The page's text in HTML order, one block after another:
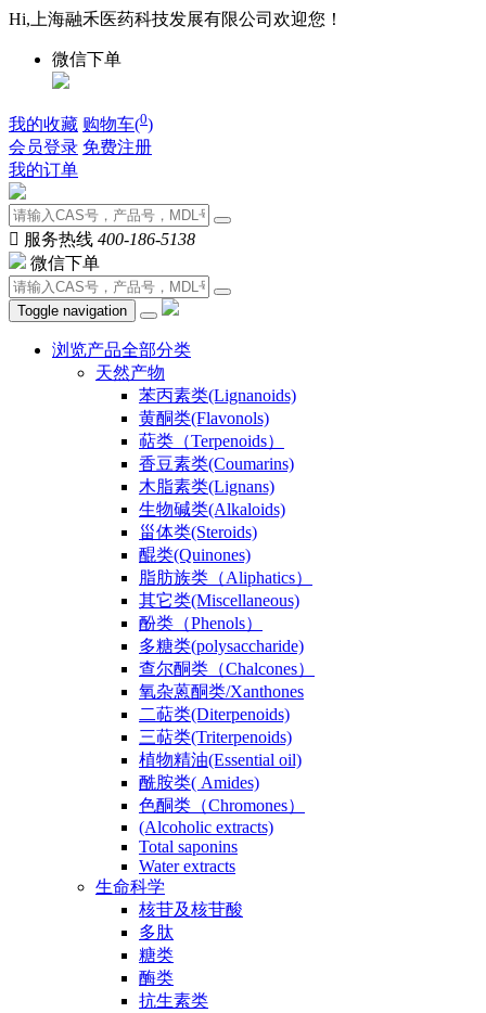
Hi,上海融禾医药科技发展有限公司欢迎您！
微信下单
我的收藏 购物车(0)
会员登录 免费注册
我的订单
 服务热线 400-186-5138
微信下单
Toggle navigation
浏览产品全部分类
天然产物
苯丙素类(Lignanoids)
黄酮类(Flavonols)
萜类（Terpenoids）
香豆素类(Coumarins)
木脂素类(Lignans)
生物碱类(Alkaloids)
甾体类(Steroids)
醌类(Quinones)
脂肪族类（Aliphatics）
其它类(Miscellaneous)
酚类（Phenols）
多糖类(polysaccharide)
查尔酮类（Chalcones）
氧杂蒽酮类/Xanthones
二萜类(Diterpenoids)
三萜类(Triterpenoids)
植物精油(Essential oil)
酰胺类( Amides)
色酮类（Chromones）
(Alcoholic extracts)
Total saponins
Water extracts
生命科学
核苷及核苷酸
多肽
糖类
酶类
抗生素类